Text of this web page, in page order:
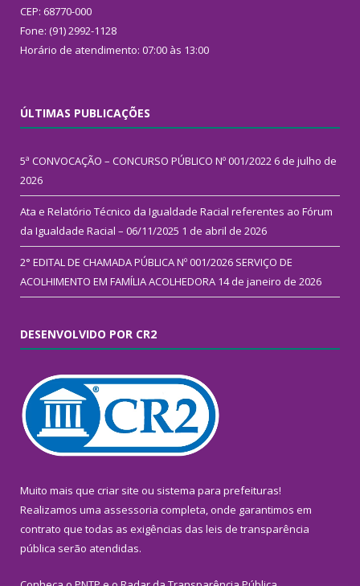
CEP: 68770-000
Fone: (91) 2992-1128
Horário de atendimento: 07:00 às 13:00
ÚLTIMAS PUBLICAÇÕES
5ª CONVOCAÇÃO – CONCURSO PÚBLICO Nº 001/2022 6 de julho de
2026
Ata e Relatório Técnico da Igualdade Racial referentes ao Fórum
da Igualdade Racial – 06/11/2025 1 de abril de 2026
2° EDITAL DE CHAMADA PÚBLICA Nº 001/2026 SERVIÇO DE
ACOLHIMENTO EM FAMÍLIA ACOLHEDORA 14 de janeiro de 2026
DESENVOLVIDO POR CR2
Muito mais que criar site ou sistema para prefeituras!
Realizamos uma assessoria completa, onde garantimos em
contrato que todas as exigências das leis de transparência
pública serão atendidas.